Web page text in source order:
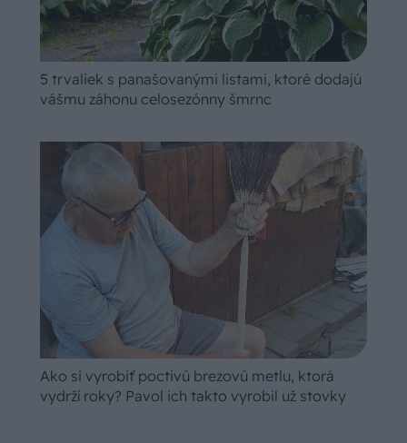
5 trvaliek s panašovanými listami, ktoré dodajú
vášmu záhonu celosezónny šmrnc
Ako si vyrobiť poctivú brezovú metlu, ktorá
vydrží roky? Pavol ich takto vyrobil už stovky